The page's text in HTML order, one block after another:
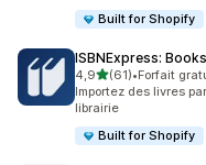
Built for Shopify
ISBNExpress:
4,9étoile(s) sur 5
(61)
61 avis au total
•Forfait
Importez des livres
librairie
Built for Shopify